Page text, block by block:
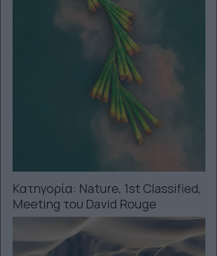
Κατηγορία: Nature, 1st Classified,
Meeting του David Rouge